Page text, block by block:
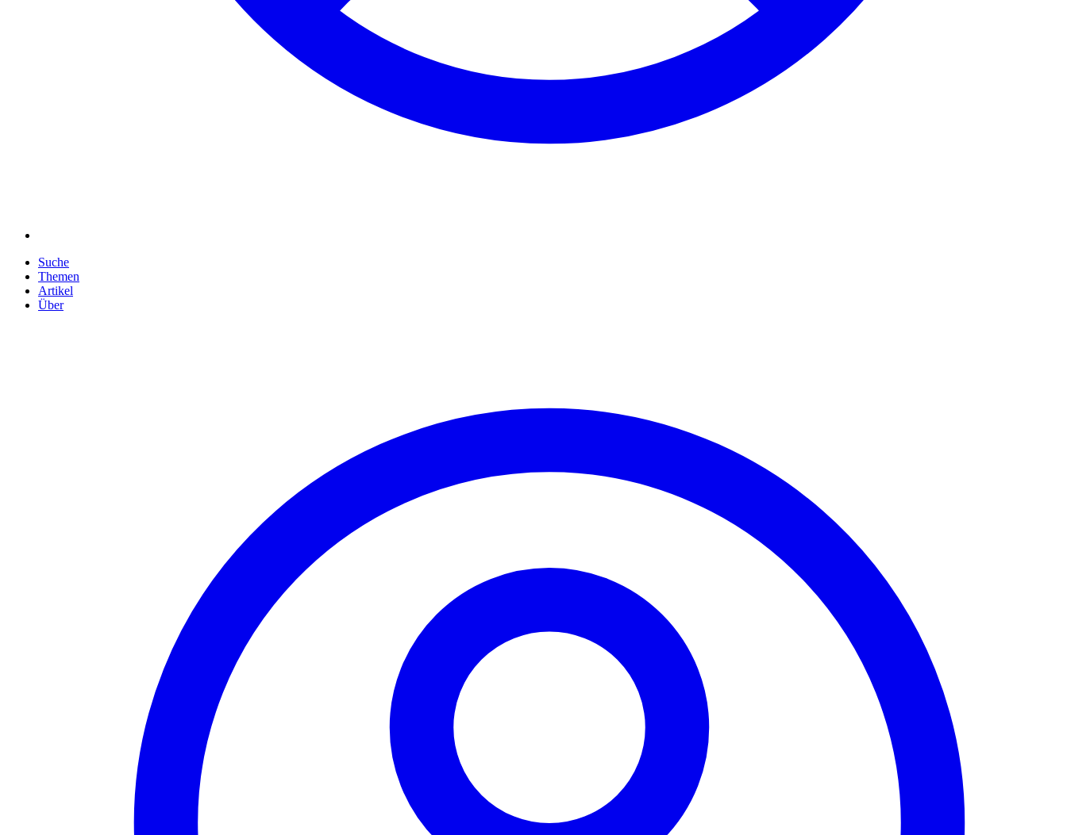
Suche
Themen
Artikel
Über